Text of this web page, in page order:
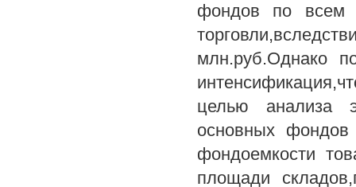
фондов по всем
млн.руб.Однако
целью анализа
основных
фондоемкости
площади